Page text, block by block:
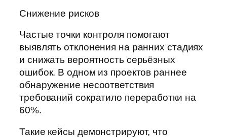
Снижение рисков
Частые точки контроля помогают
выявлять отклонения на ранних стадиях
и снижать вероятность серьёзных
ошибок. В одном из проектов раннее
обнаружение несоответствия
требований сократило переработки на
60%.
Такие кейсы демонстрируют, что